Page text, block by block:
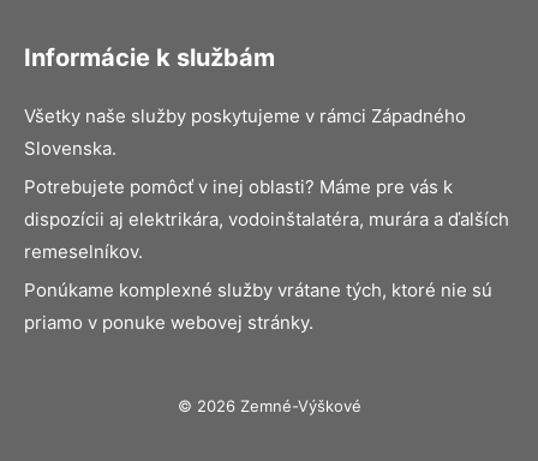
Informácie k službám
Všetky naše služby poskytujeme v rámci Západného
Slovenska.
Potrebujete pomôcť v inej oblasti? Máme pre vás k
dispozícii aj elektrikára, vodoinštalatéra, murára a ďalších
remeselníkov.
Ponúkame komplexné služby vrátane tých, ktoré nie sú
priamo v ponuke webovej stránky.
© 2026 Zemné-Výškové